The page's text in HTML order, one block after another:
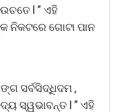
l ” ଏହି
ନିକଟରେ ଗୋଟା ପାନ
ସର୍ବସିଦ୍ଧିଦମ ,
ସ୍ୱଭାବନ୍ତ l ” ଏହି